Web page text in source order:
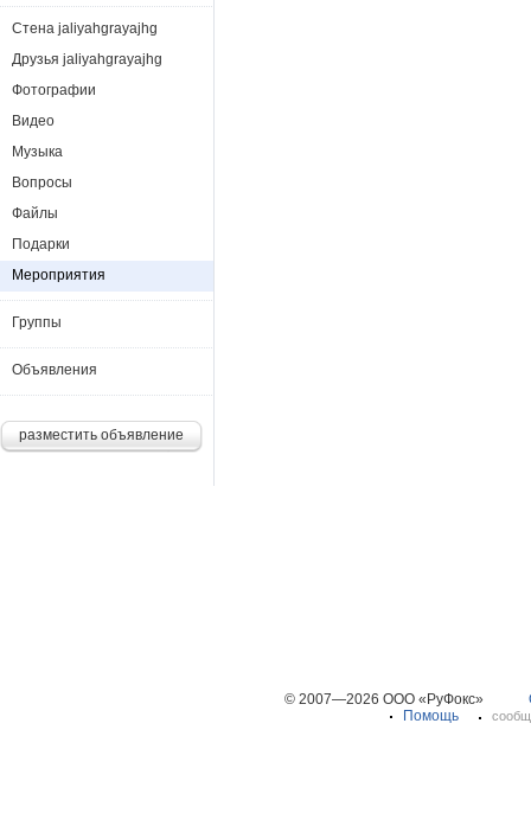
Стена jaliyahgrayajhg
Друзья jaliyahgrayajhg
Фотографии
Видео
Музыка
Вопросы
Файлы
Подарки
Мероприятия
Группы
Объявления
разместить объявление
© 2007—2026 ООО «РуФокс»
Помощь